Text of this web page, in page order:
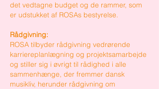
det vedtagne budget og de rammer, som
er udstukket af ROSAs bestyrelse.
Rådgivning:
ROSA tilbyder rådgivning vedrørende
karriereplanlægning og projektsamarbejde
og stiller sig i øvrigt til rådighed i alle
sammenhænge, der fremmer dansk
musikliv, herunder rådgivning om